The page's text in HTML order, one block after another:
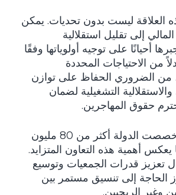
العلاقة ليست بدون تحديات. يمكن
إلى تقليل استقلالية
أحيانًا على توجيه أولوياتها وفقًا
من الاحتياجات المحددة
من الضروري الحفاظ على توازن
التشغيلية لضمان
حقوق المهاجرين.
في عام 2022، خصصت الدولة أكثر من 80 مليون
يعكس أهمية هذه التعاون المتزايد.
تعزيز قدرات الجمعيات وتوسيع
الحاجة إلى تنسيق مستمر بين
وغير الربحيين.